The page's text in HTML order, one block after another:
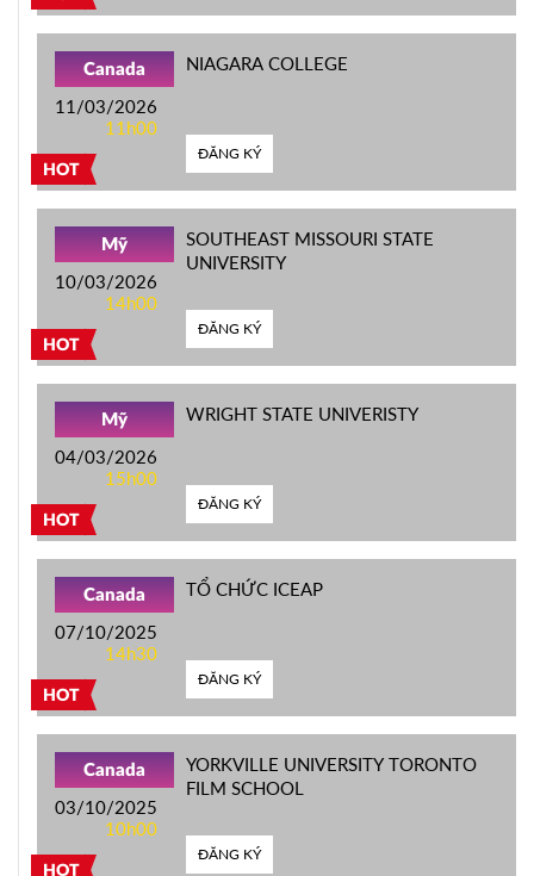
HOT
Canada
11/03/2026
11h00
NIAGARA COLLEGE
ĐĂNG KÝ
HOT
Mỹ
10/03/2026
14h00
SOUTHEAST MISSOURI STATE
UNIVERSITY
ĐĂNG KÝ
HOT
Mỹ
04/03/2026
15h00
WRIGHT STATE UNIVERISTY
ĐĂNG KÝ
HOT
Canada
07/10/2025
14h30
TỔ CHỨC ICEAP
ĐĂNG KÝ
HOT
Canada
03/10/2025
10h00
YORKVILLE UNIVERSITY TORONTO
FILM SCHOOL
ĐĂNG KÝ